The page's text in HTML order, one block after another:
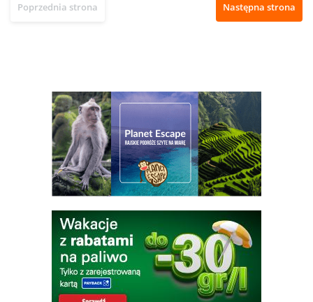
Poprzednia strona Następna strona